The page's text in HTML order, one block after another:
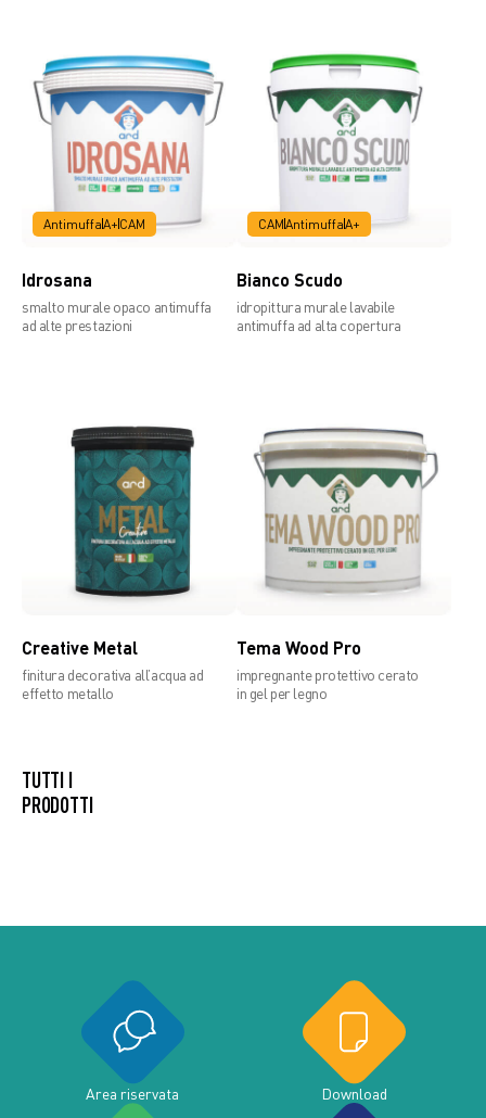
Scheda tecnica
AntimuffaA+ CAM
Idrosana
smalto murale opaco antimuffa
ad alte prestazioni
CAMAntimuffaA+
Bianco Scudo
idropittura murale lavabile
antimuffa ad alta copertura
Creative Metal
finitura decorativa all’acqua ad
effetto metallo
Tema Wood Pro
impregnante protettivo cerato
in gel per legno
TUTTI I
PRODOTTI
Area riservata Download